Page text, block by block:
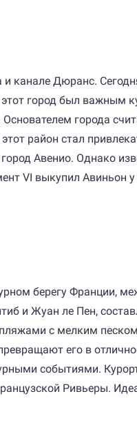
канале Дюранс.
город был важным
города
район стал
Авенио. Однако
VI выкупил Авиньон
берегу Франции,
и Жуан ле Пен,
с мелким
его в
событиями.
Ривьеры.